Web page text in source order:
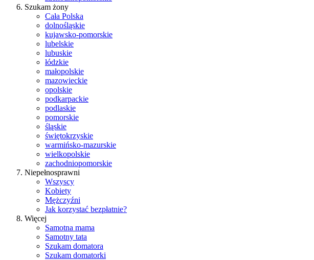
Szukam żony
Cała Polska
dolnośląskie
kujawsko-pomorskie
lubelskie
lubuskie
łódzkie
małopolskie
mazowieckie
opolskie
podkarpackie
podlaskie
pomorskie
śląskie
świętokrzyskie
warmińsko-mazurskie
wielkopolskie
zachodniopomorskie
Niepełnosprawni
Wszyscy
Kobiety
Mężczyźni
Jak korzystać bezpłatnie?
Więcej
Samotna mama
Samotny tata
Szukam domatora
Szukam domatorki